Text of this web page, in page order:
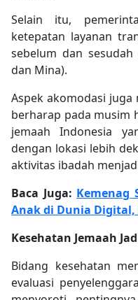
Selain itu,
ketepatan layanan
sebelum dan
dan Mina).
Aspek akomodasi
berharap pada musim
jemaah Indonesia
dengan lokasi lebih
aktivitas ibadah
Baca Juga: Kemenag
Anak di Dunia
Kesehatan Jemaah
Bidang kesehatan
evaluasi